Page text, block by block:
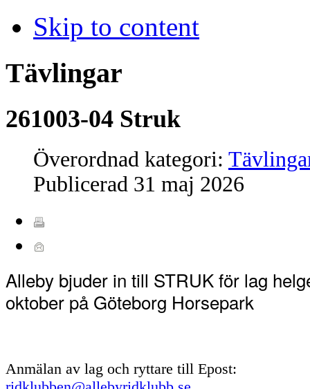
Skip to content
Tävlingar
261003-04 Struk
Överordnad kategori:
Publicerad 31 maj 2026
Alleby bjuder in till STRUK för lag
oktober på Göteborg Horsepark
Anmälan av lag och ryttare till Epost: